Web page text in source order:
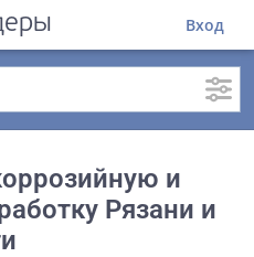
Вход
и
Рязани и